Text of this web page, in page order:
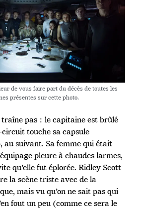
de vous faire part du décès de toutes les
présentes sur cette photo.
traîne pas : le capitaine est brûlé
touche sa capsule
au suivant. Sa femme qui était
pleure à chaudes larmes,
qu’elle fut éplorée. Ridley Scott
la scène triste avec de la
mais vu qu’on ne sait pas qui
fout un peu (comme ce sera le